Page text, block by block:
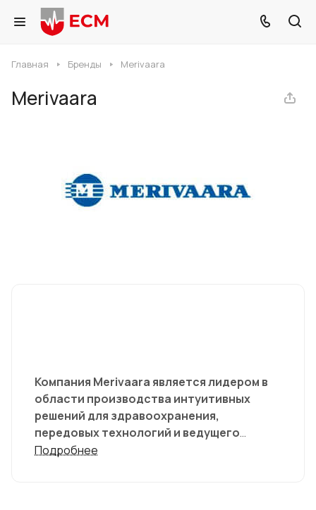
Главная Бренды Merivaara
Merivaara
Компания Merivaara является лидером в
области производства интуитивных
решений для здравоохранения,
передовых технологий и ведущего
промышленного дизайна для
Подробнее